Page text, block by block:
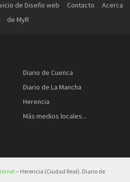
de Diseño web Contacto
Acerca
de MyR
Diario de Cuenca
Diario de La Mancha
Herencia
Más medios locales...
– Herencia (Ciudad Real). Diario de